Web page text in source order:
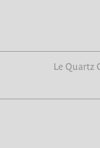
Le Quartz